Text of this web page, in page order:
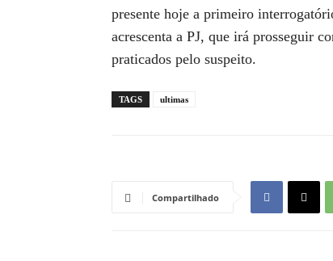
presente hoje a primeiro
acrescenta a PJ, que irá prosseguir
praticados pelo suspeito.
TAGS ultimas
Compartilhado